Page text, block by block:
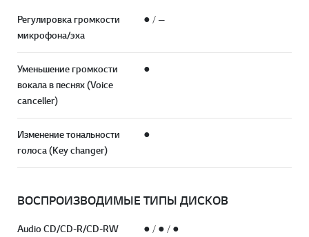
Регулировка громкости
микрофона/эха
● / —
Уменьшение громкости
вокала в песнях (Voice
canceller)
●
Изменение тональности
голоса (Key changer)
●
ВОСПРОИЗВОДИМЫЕ ТИПЫ ДИСКОВ
Audio CD/CD-R/CD-RW ● / ● / ●